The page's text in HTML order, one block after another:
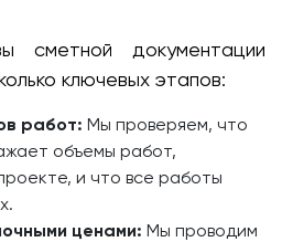
сметной документации
ключевых этапов:
работ: Мы проверяем, что
объемы работ,
и что все работы
ценами: Мы проводим